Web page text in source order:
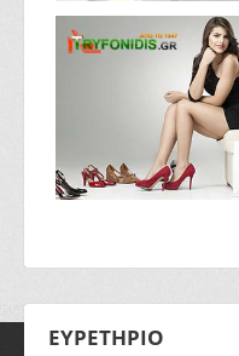
ΕΥΡΕΤΗΡΙΟ